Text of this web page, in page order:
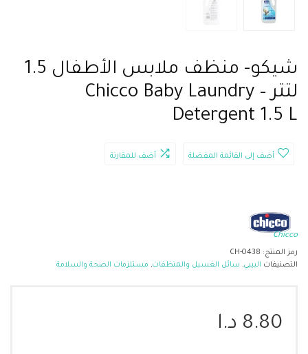
شيكو- منظف ملابس الأطفال 1.5
لتتر – Chicco Baby Laundry
Detergent 1.5 L
أضف إلى القائمة المفضلة أضف للمقارنة
Chicco
رمز المنتج: CH-0438
التصنيفات البيبي, سائل الغسيل والمنظفات, مستلزمات الصحة والسلامة
8.80 د.ا